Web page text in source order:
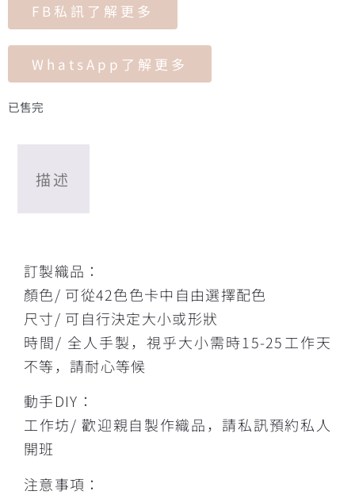
FB私訊了解更多
WhatsApp了解更多
已售完
描述
訂製織品：
顏色/ 可從42色色卡中自由選擇配色
尺寸/ 可自行決定大小或形狀
時間/ 全人手製，視乎大小需時15-25工作天
不等，請耐心等候
動手DIY：
工作坊/ 歡迎親自製作織品，請私訊預約私人
開班
注意事項：